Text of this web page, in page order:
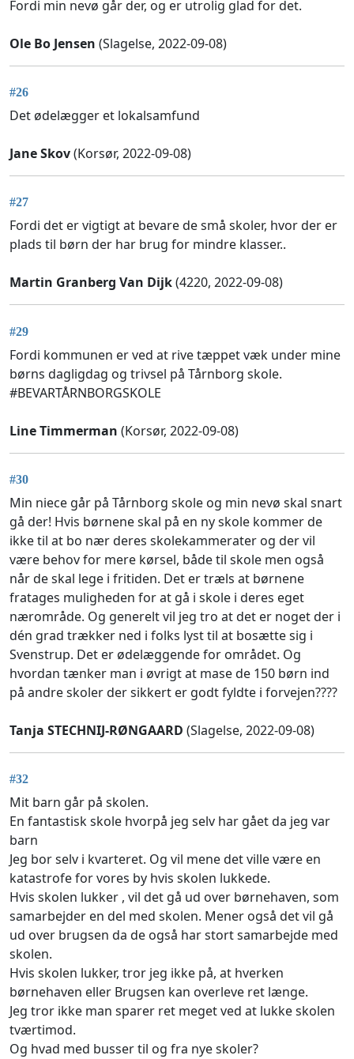
Fordi min nevø går der, og er utrolig glad for det.
Ole Bo Jensen (Slagelse, 2022-09-08)
#26
Det ødelægger et lokalsamfund
Jane Skov(Korsør, 2022-09-08)
#27
Fordi det er vigtigt at bevare de små skoler, hvor der er
plads til børn der har brug for mindre klasser..
Martin Granberg Van Dijk(4220, 2022-09-08)
#29
Fordi kommunen er ved at rive tæppet væk under mine
børns dagligdag og trivsel på Tårnborg skole.
#BEVARTÅRNBORGSKOLE
Line Timmerman (Korsør, 2022-09-08)
#30
Min niece går på Tårnborg skole og min nevø skal snart
gå der! Hvis børnene skal på en ny skole kommer de
ikke til at bo nær deres skolekammerater og der vil
være behov for mere kørsel, både til skole men også
når de skal lege i fritiden. Det er træls at børnene
fratages muligheden for at gå i skole i deres eget
nærområde. Og generelt vil jeg tro at det er noget der i
dén grad trækker ned i folks lyst til at bosætte sig i
Svenstrup. Det er ødelæggende for området. Og
hvordan tænker man i øvrigt at mase de 150 børn ind
på andre skoler der sikkert er godt fyldte i forvejen????
Tanja STECHNIJ-RØNGAARD (Slagelse, 2022-09-08)
#32
Mit barn går på skolen.
En fantastisk skole hvorpå jeg selv har gået da jeg var
barn
Jeg bor selv i kvarteret. Og vil mene det ville være en
katastrofe for vores by hvis skolen lukkede.
Hvis skolen lukker , vil det gå ud over børnehaven, som
samarbejder en del med skolen. Mener også det vil gå
ud over brugsen da de også har stort samarbejde med
skolen.
Hvis skolen lukker, tror jeg ikke på, at hverken
børnehaven eller Brugsen kan overleve ret længe.
Jeg tror ikke man sparer ret meget ved at lukke skolen
tværtimod.
Og hvad med busser til og fra nye skoler?